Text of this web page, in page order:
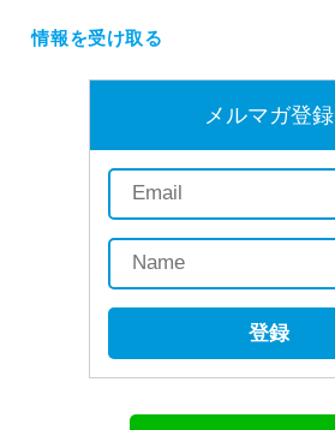
情報を受け取る
メルマガ登録
登録